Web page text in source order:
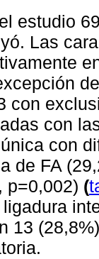
estudio
Las
con
con
con
de FA
p=0,002) (
13